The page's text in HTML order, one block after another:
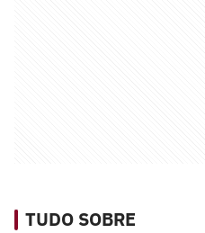
TUDO SOBRE